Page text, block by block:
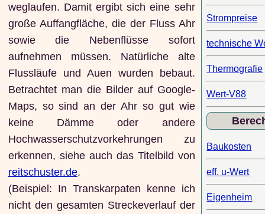
weglaufen. Damit ergibt sich eine sehr
große Auffangfläche, die der Fluss Ahr
sowie die Nebenflüsse sofort
aufnehmen müssen. Natürliche alte
Flussläufe und Auen wurden bebaut.
Betrachtet man die Bilder auf Google-
Maps, so sind an der Ahr so gut wie
keine Dämme oder andere
Hochwasserschutzvorkehrungen zu
erkennen, siehe auch das Titelbild von
reitschuster.de.
(Beispiel: In Transkarpaten kenne ich
nicht den gesamten Streckeverlauf der
Strompreise
technische
Thermografie
Wert-V88
Baukosten
eff. u-Wert
Eigenheim